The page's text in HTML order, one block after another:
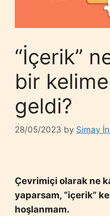
“İçerik”
bir
geldi?
28/05/2023 by Simay
Çevrimiçi olarak ne
yaparsam, “içerik”
hoşlanmam.